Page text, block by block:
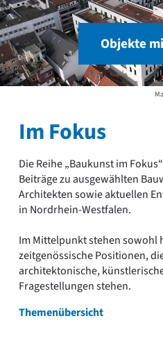
Objekte
Im Fokus
Die Reihe „Baukunst im
Beiträge zu ausgewählten
Architekten sowie aktuellen
in Nordrhein-Westfalen.
Im Mittelpunkt stehen sowohl
zeitgenössische Positionen,
architektonische,
Fragestellungen stehen.
Themenübersicht